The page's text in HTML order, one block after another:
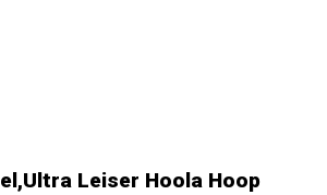
Leiser Hoola Hoop